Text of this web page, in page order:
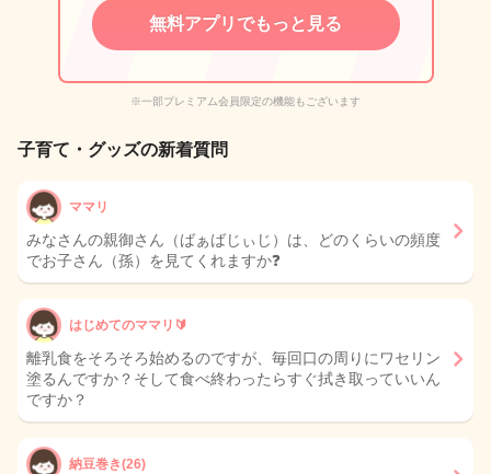
無料アプリでもっと見る
※一部プレミアム会員限定の機能もございます
子育て・グッズの新着質問
ママリ
みなさんの親御さん（ばぁばじぃじ）は、どのくらいの頻度
でお子さん（孫）を見てくれますか❓
はじめてのママリ🔰
離乳食をそろそろ始めるのですが、毎回口の周りにワセリン
塗るんですか？そして食べ終わったらすぐ拭き取っていいん
ですか？
納豆巻き(26)